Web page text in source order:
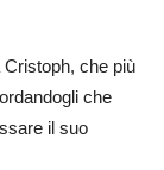
che più
che
il suo